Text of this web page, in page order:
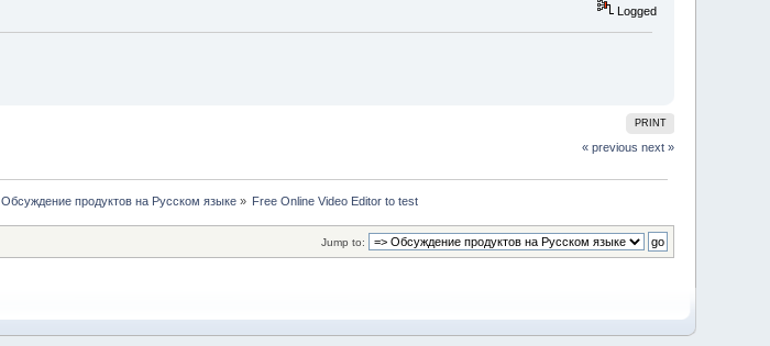
Logged
PRINT
« previous next »
Обсуждение продуктов на Русском языке » Free Online Video Editor to test
Jump to: